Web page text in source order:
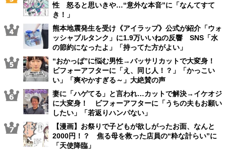
性 怒ると思いきや…“意外な本音”に「なんてすて
き！」
熊本地震発生を受け《アイラップ》公式が紹介「ウォ
ッシャブルタンク」に1.9万いいねの反響 SNS「水
の節約になったよ」「持ってた方がよい」
“おかっぱ”に悩む男性→バッサリカットで大変身！
ビフォーアフターに「え、同じ人！？」「かっこい
い」「爽やかすぎる～」大絶賛の声
妻に「ハゲてる」と言われ…カットで解決→イケオジ
に大変身！ ビフォーアフターに「うちの夫もお願い
したい」「若返りハンパない」
【漫画】お祭りで子どもが欲しがったお面、なんと
2000円！？ 焦る母を救った店員の“粋な計らい”に
「天使降臨」